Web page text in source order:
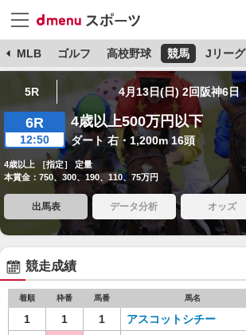
MLB ゴルフ 高校野球 競馬 Jリーグ
5R 4月13日(日) 2回阪神6日
6R
12:50
4歳以上500万円以下
ダート 右・1,200m 16頭
4歳以上 ［指定］ 定量
本賞金：750、300、190、110、75万円
出馬表 データ分析 オッズ
競走成績
着順 枠番 馬番 馬名
1 1 1 アスコットシチー